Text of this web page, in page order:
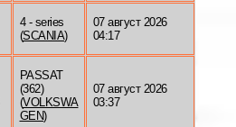
4 - series
(SCANIA)
07 август 2026
04:17
PASSAT
(362)
(VOLKSWA
GEN)
07 август 2026
03:37